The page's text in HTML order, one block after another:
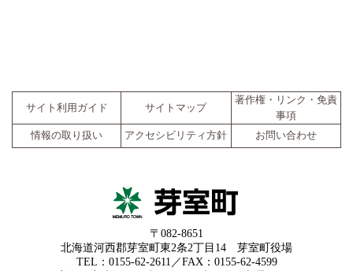
サイト利用ガイド サイトマップ
著作権・リンク・免責
事項
情報の取り扱い
アクセシビリティ方針 お問い合わせ
〒082-8651
北海道河西郡芽室町東2条2丁目14 芽室町役場
TEL：0155-62-2611／FAX：0155-62-4599